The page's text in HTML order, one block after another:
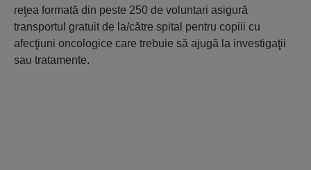
reţea formată din peste 250 de voluntari asigură
transportul gratuit de la/către spital pentru copiii cu
afecţiuni oncologice care trebuie să ajugă la investigaţii
sau tratamente.